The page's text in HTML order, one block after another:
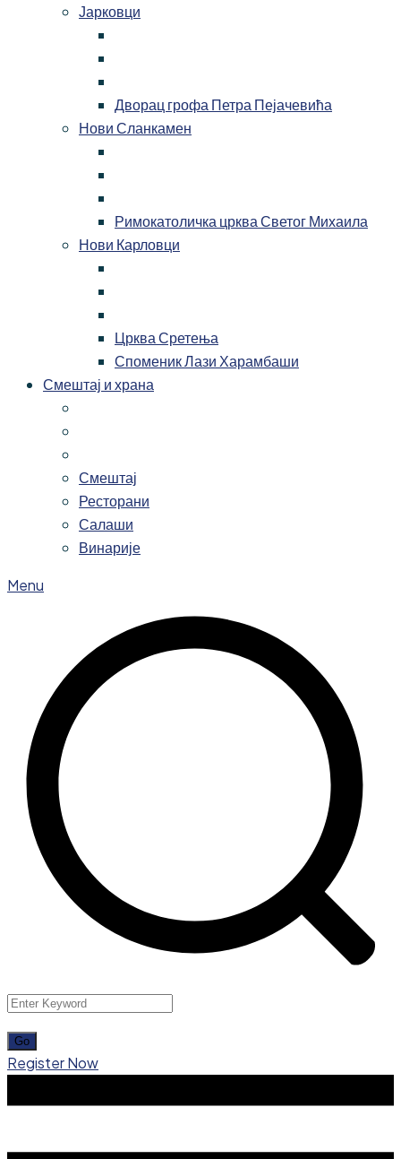
Јарковци
Дворац грофа Петра Пејачевића
Нови Сланкамен
Римокатоличка црква Светог Михаила
Нови Карловци
Црква Сретења
Споменик Лази Харамбаши
Смештај и храна
Смештај
Ресторани
Салаши
Винарије
Menu
Register Now